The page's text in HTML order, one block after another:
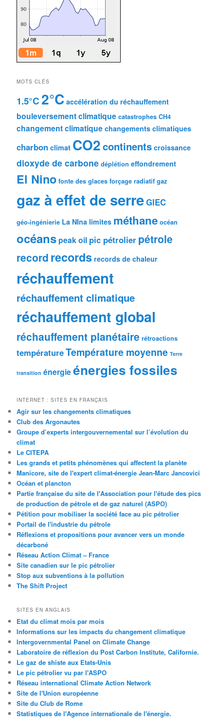
MOTS CLÉS
1.5°C2°C accélération du réchauffement
bouleversement climatique catastrophes CH4
changement climatique changements climatiques
charbon climat CO2continents croissance
dioxyde de carbone déplétion effondrement
El Nino fonte des glaces forçage radiatif gaz
gaz à effet de serreGIEC
géo-ingénierie La NIna limites méthane océan
océans peak oil pic pétrolier pétrole
record records records de chaleur
réchauffement
réchauffement climatique
réchauffement global
réchauffement planétaire rétroactions
températureTempérature moyenne Terre
transition énergieénergies fossiles
INTERNET : SITES EN FRANÇAIS
Agir sur les changements climatiques
Club des Argonautes
Groupe d’experts intergouvernemental sur l’évolution du
climat
Le CITEPA
Les grands et petits phénomènes qui affectent la planète
Manicore, site de l'expert climat-énergie Jean-Marc Jancovici
Océan et plancton
Partie française du site de l'Association pour l'étude des pics
de production de pétrole et de gaz naturel (ASPO)
Pétition pour mobiliser la société face au pic pétrolier
Portail de l'industrie du pétrole
Réflexions et propositions pour avancer vers un monde
décarboné
Réseau Action Climat – France
Site canadien sur le pic pétrolier
Stop aux subventions à la pollution
The Shift Project
SITES EN ANGLAIS
Etat du climat mois par mois
Informations sur les impacts du changement climatique
Intergovernmental Panel on Climate Change
Laboratoire de réflexion du Post Carbon Institute, Californie.
Le gaz de shiste aux Etats-Unis
Le pic pétrolier vu par l'ASPO
Réseau international Climate Action Network
Site de l'Union européenne
Site du Club de Rome
Statistiques de l'Agence internationale de l'énergie.